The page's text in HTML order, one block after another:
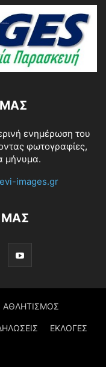
ενημέρωση του
φωτογραφίες,
μήνυμα.
images.gr
ΑΘΛΗΤΙΣΜΟΣ
ΕΚΛΟΓΕΣ